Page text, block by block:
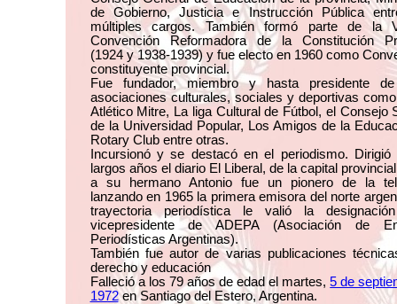
de Gobierno, Justicia e Instrucción Pública
múltiples cargos. También formó parte de
Convención Reformadora de la Constitución
(1924 y 1938-1939) y fue electo en 1960 como
constituyente provincial.
Fue fundador, miembro y hasta presidente
asociaciones culturales, sociales y deportivas
Atlético Mitre, La liga Cultural de Fútbol, el Consejo
de la Universidad Popular, Los Amigos de la
Rotary Club entre otras.
Incursionó y se destacó en el periodismo. Dirigió
largos años el diario El Liberal, de la capital
a su hermano Antonio fue un pionero de la
lanzando en 1965 la primera emisora del norte
trayectoria periodística le valió la
vicepresidente de ADEPA (Asociación de
Periodísticas Argentinas).
También fue autor de varias publicaciones
derecho y educación
Falleció a los 79 años de edad el martes,5 de
1972en Santiago del Estero, Argentina.